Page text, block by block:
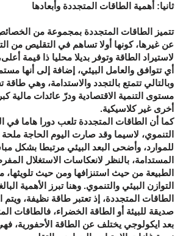
ثانيا: أهمية الطاقات المتجددة وأبعادها
تتميز الطاقات المتجددة بمجموعة من
عن غيرها، كونها أولا تساهم في التقليص من
لاستيراد الطاقة وتوفر بديلا محليا ذا قيمة
أي تتوافق والعامل البيئي، إضافة إلى أنها
وبالتالي تتمتع بالتجدد والاستدامة، وهي
مستوى التنمية الاقتصادية ودرّ عائدات
أخرى غير كلاسيكية.
كما أن الطاقات المتجددة تلعب دورا هاما في
التنموي، لاسيما وقد صارت اليوم الحاجة ملحة
للموارد، وأضحى البعد البيئي مرتبطا بشكل
المستدامة، بالنظر لانعكاسات الاستغلال
الطبيعة من حيث استنزافها ومن حيث تلويثها،
التوازن البيئي والتنموي. وهنا تبرز الأهمية
الطاقات المتجددة، إذ تعتبر طاقة نظيفة، ويتم
صديقة للبيئة أو الطاقة الخضراء، فالطاقات
بعد ايكولوجي يختلف عن الطاقة